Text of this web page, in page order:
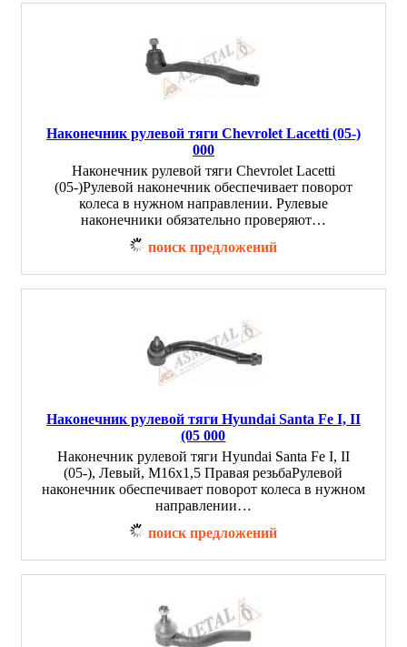
Наконечник рулевой тяги Chevrolet Lacetti (05-)
000
Наконечник рулевой тяги Chevrolet Lacetti
(05-)Рулевой наконечник обеспечивает поворот
колеса в нужном направлении. Рулевые
наконечники обязательно проверяют…
поиск предложений
Наконечник рулевой тяги Hyundai Santa Fe I, II
(05 000
Наконечник рулевой тяги Hyundai Santa Fe I, II
(05-), Левый, М16х1,5 Правая резьбаРулевой
наконечник обеспечивает поворот колеса в нужном
направлении…
поиск предложений